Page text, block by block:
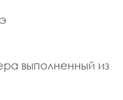
выполненный из